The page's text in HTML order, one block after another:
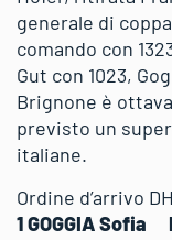
generale di
comando con
Gut con 1023,
Brignone è
previsto un
italiane.
Ordine d’arrivo
1 GOGGIA